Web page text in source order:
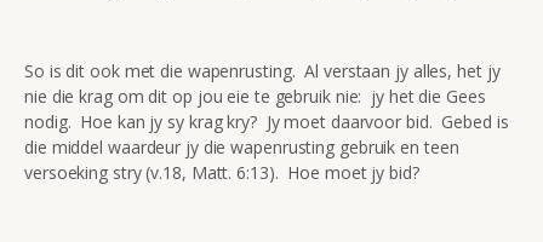
So is dit ook met die wapenrusting. Al verstaan jy alles, het jy
nie die krag om dit op jou eie te gebruik nie: jy het die Gees
nodig. Hoe kan jy sy krag kry? Jy moet daarvoor bid. Gebed is
die middel waardeur jy die wapenrusting gebruik en teen
versoeking stry (v.18, Matt. 6:13). Hoe moet jy bid?